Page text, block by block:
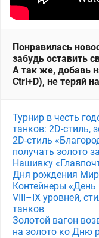
Понравилась
забудь оставить
А так же, добавь
Ctrl+D), не теряй
Турнир в честь
танков: 2D-стиль,
2D-стиль
получать золото
Нашивку
Дня рождения
Контейнеры
VIII–IX уровней,
танков
Золотой вагон
на золото ко Дню